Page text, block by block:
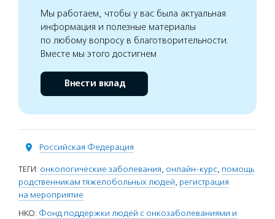
Мы работаем, чтобы у вас была актуальная
информация и полезные материалы
по любому вопросу в благотворительности.
Вместе мы этого достигнем
Внести вклад
Российская Федерация
ТЕГИ: онкологические заболевания, онлайн-курс, помощь
родственникам тяжелобольных людей, регистрация
на мероприятие
НКО: Фонд поддержки людей с онкозаболеваниями и